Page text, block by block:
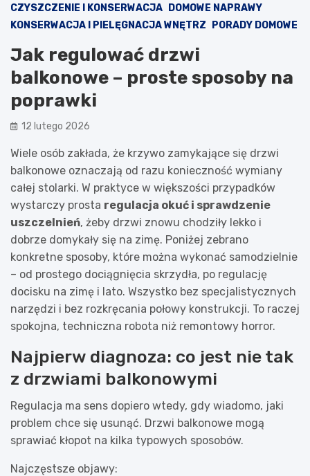
CZYSZCZENIE I KONSERWACJA
DOMOWE NAPRAWY
KONSERWACJA I PIELĘGNACJA WNĘTRZ
PORADY DOMOWE
Jak regulować drzwi
balkonowe – proste sposoby na
poprawki
12 lutego 2026
Wiele osób zakłada, że krzywo zamykające się drzwi
balkonowe oznaczają od razu konieczność wymiany
całej stolarki. W praktyce w większości przypadków
wystarczy prosta regulacja okuć i sprawdzenie
uszczelnień, żeby drzwi znowu chodziły lekko i
dobrze domykały się na zimę. Poniżej zebrano
konkretne sposoby, które można wykonać samodzielnie
– od prostego dociągnięcia skrzydła, po regulację
docisku na zimę i lato. Wszystko bez specjalistycznych
narzędzi i bez rozkręcania połowy konstrukcji. To raczej
spokojna, techniczna robota niż remontowy horror.
Najpierw diagnoza: co jest nie tak
z drzwiami balkonowymi
Regulacja ma sens dopiero wtedy, gdy wiadomo, jaki
problem chce się usunąć. Drzwi balkonowe mogą
sprawiać kłopot na kilka typowych sposobów.
Najczęstsze objawy: